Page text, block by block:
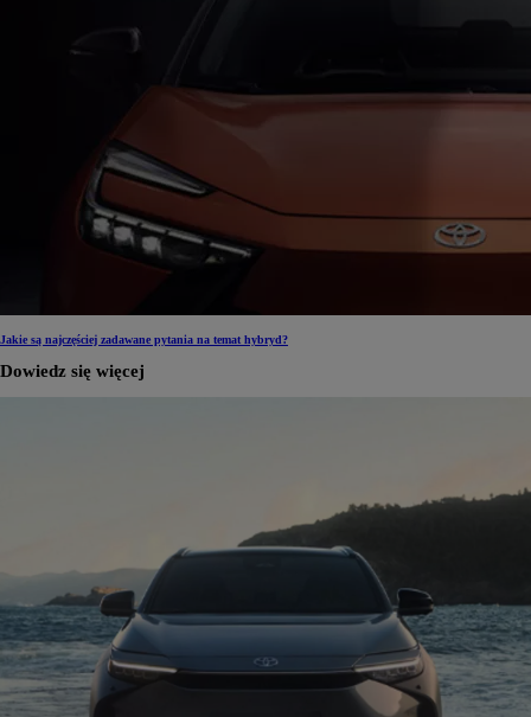
Jakie są najczęściej zadawane pytania na temat hybryd?
Dowiedz się więcej